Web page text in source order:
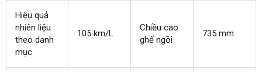
Hiệu quả
nhiên liệu
theo danh
mục
105 km/L
Chiều cao
ghế ngồi
735 mm